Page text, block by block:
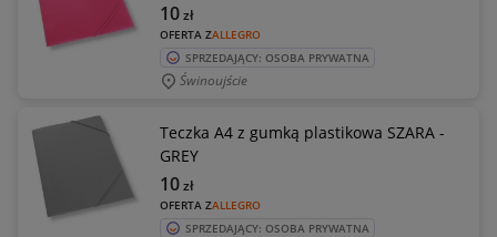
OFERTA ZALLEGRO
10zł
SPRZEDAJĄCY: OSOBA PRYWATNA
Świnoujście
Teczka A4 z gumką plastikowa SZARA -
GREY
OFERTA ZALLEGRO
10zł
SPRZEDAJĄCY: OSOBA PRYWATNA